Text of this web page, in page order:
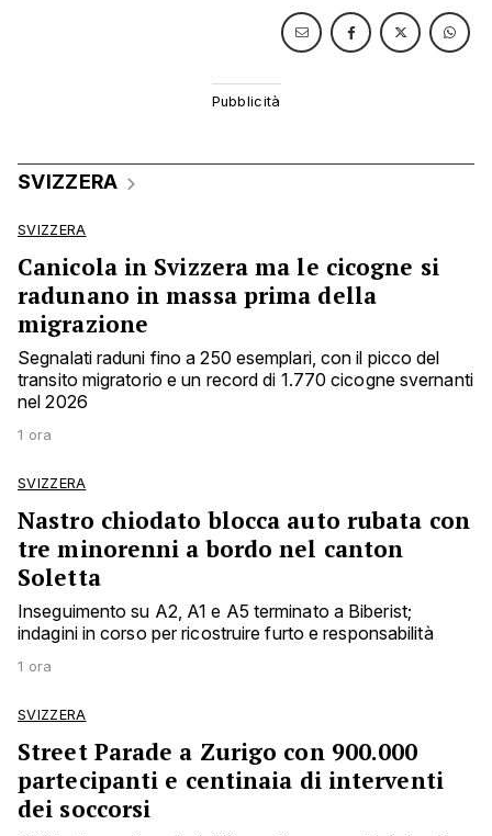
SVIZZERA
SVIZZERA
Canicola in Svizzera ma le cicogne si
radunano in massa prima della
migrazione
Segnalati raduni fino a 250 esemplari, con il picco del
transito migratorio e un record di 1.770 cicogne svernanti
nel 2026
1 ora
SVIZZERA
Nastro chiodato blocca auto rubata con
tre minorenni a bordo nel canton
Soletta
Inseguimento su A2, A1 e A5 terminato a Biberist;
indagini in corso per ricostruire furto e responsabilità
1 ora
SVIZZERA
Street Parade a Zurigo con 900.000
partecipanti e centinaia di interventi
dei soccorsi